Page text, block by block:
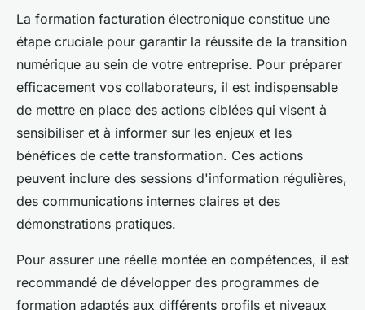
La formation facturation électronique constitue une
étape cruciale pour garantir la réussite de la transition
numérique au sein de votre entreprise. Pour préparer
efficacement vos collaborateurs, il est indispensable
de mettre en place des actions ciblées qui visent à
sensibiliser et à informer sur les enjeux et les
bénéfices de cette transformation. Ces actions
peuvent inclure des sessions d'information régulières,
des communications internes claires et des
démonstrations pratiques.
Pour assurer une réelle montée en compétences, il est
recommandé de développer des programmes de
formation adaptés aux différents profils et niveaux